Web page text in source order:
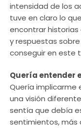
intensidad de los
tuve en claro lo
encontrar historias
y respuestas
conseguir en este
Quería entender
Quería implicarme
una visión
sentía que debía
sentimientos, más